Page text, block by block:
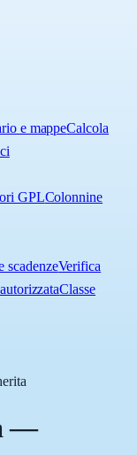
e mappeCalcola
GPLColonnine
scadenzeVerifica
Classe
—